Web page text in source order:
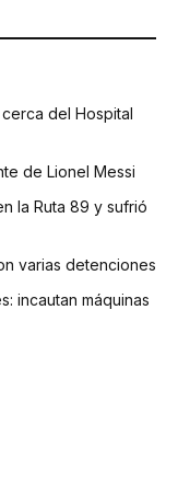
del Hospital
de Lionel Messi
la Ruta 89 y sufrió
varias detenciones
incautan máquinas